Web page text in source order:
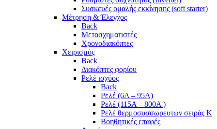
Συσκευές ομαλής εκκίνησης (soft starter)
Μέτρηση & Έλεγχος
Back
Μετασχηματιστές
Χρονοδιακόπτες
Χειρισμός
Back
Διακόπτες φορίου
Ρελέ ισχύος
Back
Ρελέ (6A – 95A)
Ρελέ (115A – 800A )
Ρελέ θερμοσυσσωρευτών σειράς Κ
Βοηθητικές επαφές